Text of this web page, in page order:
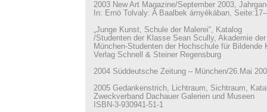
2003 New Art Magazine/September 2003,
In: Ernö Tolvaly: A Baalbek árnyékában,
„Junge Kunst, Schule der Malerei“, Katalog
/Studenten der Klasse Sean Scully, Akademie
München-Studenten der Hochschule für Bildende
Verlag Schnell & Steiner Regensburg
2004 Süddeutsche Zeitung – München/26.Mai
2005 Gedankenstrich, Lichtraum, Sichtraum,
Zweckverband Dachauer Galerien und Museen
ISBN-3-930941-51-1